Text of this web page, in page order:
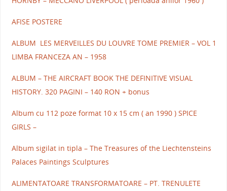
AFISE POSTERE
ALBUM LES MERVEILLES DU LOUVRE TOME PREMIER – VOL 1
LIMBA FRANCEZA AN – 1958
ALBUM – THE AIRCRAFT BOOK THE DEFINITIVE VISUAL
HISTORY. 320 PAGINI – 140 RON + bonus
Album cu 112 poze format 10 x 15 cm ( an 1990 ) SPICE
GIRLS –
Album sigilat in tipla – The Treasures of the Liechtensteins
Palaces Paintings Sculptures
ALIMENTATOARE TRANSFORMATOARE – PT. TRENULETE